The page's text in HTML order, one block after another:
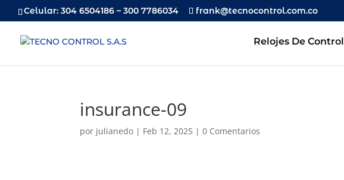
Celular: 304 6504186 – 300 7786034 frank@tecnocontrol.com.co
Relojes De Control
insurance-09
por julianedo | Feb 12, 2025 |0 Comentarios